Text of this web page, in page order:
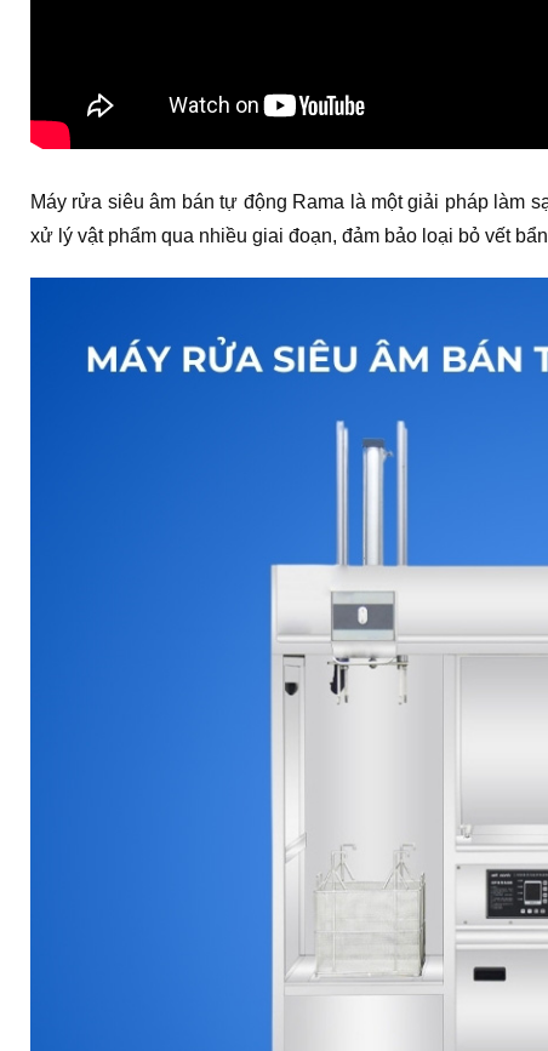
Máy rửa siêu âm bán tự động Rama là một giải pháp làm
xử lý vật phẩm qua nhiều giai đoạn, đảm bảo loại bỏ vết